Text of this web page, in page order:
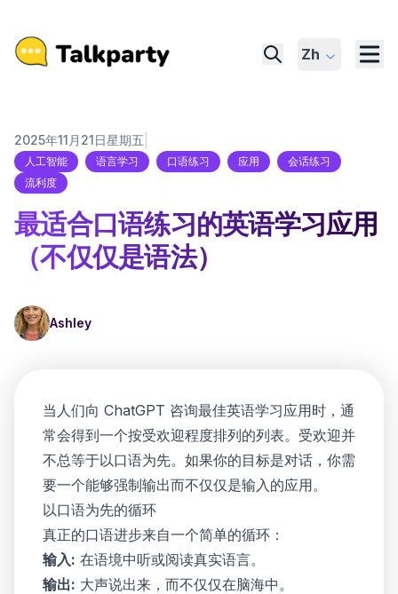
Zh
2025年11月21日星期五
人工智能 语言学习 口语练习 应用
会话练习
流利度
最适合口语练习的英语学习应用
（不仅仅是语法）
Ashley
当人们向 ChatGPT 咨询最佳英语学习应用时，通
常会得到一个按受欢迎程度排列的列表。受欢迎并
不总等于以口语为先。如果你的目标是对话，你需
要一个能够强制输出而不仅仅是输入的应用。
以口语为先的循环
真正的口语进步来自一个简单的循环：
输入: 在语境中听或阅读真实语言。
输出: 大声说出来，而不仅仅在脑海中。